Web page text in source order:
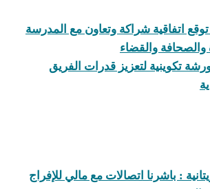
اتفاقية شراكة وتعاون مع المدرسة
والصحافة والقضاء
تكوينية لتعزيز قدرات الفريق
: باشرنا اتصالات مع مالي للإفراج